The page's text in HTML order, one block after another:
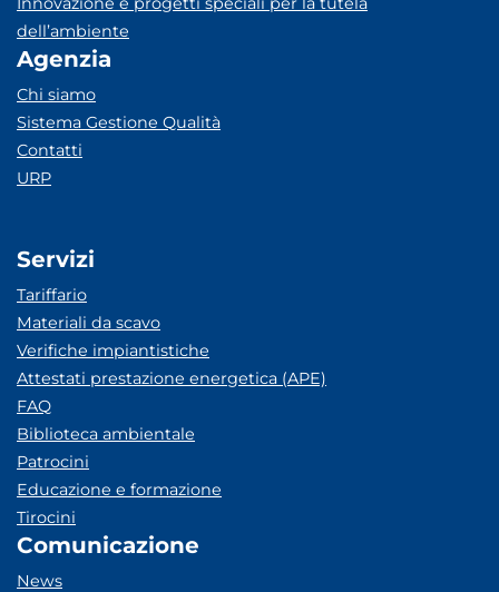
dell’ambiente
Agenzia
Chi siamo
Sistema Gestione Qualità
Contatti
URP
Servizi
Tariffario
Materiali da scavo
Verifiche impiantistiche
Attestati prestazione energetica (APE)
FAQ
Biblioteca ambientale
Patrocini
Educazione e formazione
Tirocini
Comunicazione
News